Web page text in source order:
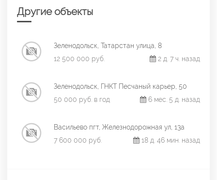
Другие объекты
Зеленодольск, Татарстан улица, 8
12 500 000 руб.
2 д. 7 ч. назад
Зеленодольск, ГНКТ Песчаный карьер, 50
50 000 руб. в год
6 мес. 5 д. назад
Васильево пгт, Железнодорожная ул, 13а
7 600 000 руб.
18 д. 46 мин. назад